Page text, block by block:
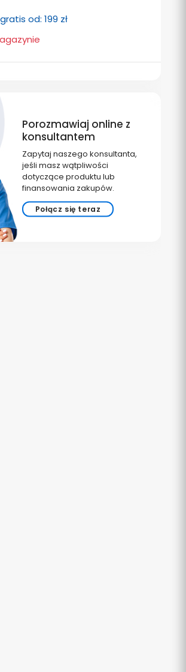
od: 199 zł
Porozmawiaj online z
konsultantem
Zapytaj naszego konsultanta,
jeśli masz wątpliwości
dotyczące produktu lub
finansowania zakupów.
Połącz się teraz